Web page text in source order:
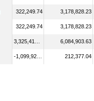
322,249.74 3,178,828.23
322,249.74 3,178,828.23
6,084,903.63
212,377.04